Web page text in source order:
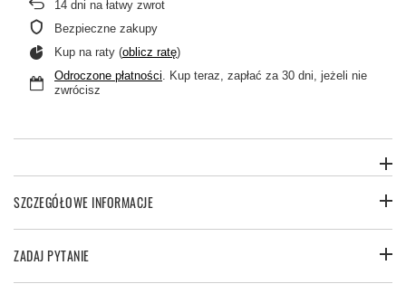
14 dni na łatwy zwrot
Bezpieczne zakupy
Kup na raty (oblicz ratę)
Odroczone płatności. Kup teraz, zapłać za 30 dni, jeżeli nie
zwrócisz
SZCZEGÓŁOWE INFORMACJE
ZADAJ PYTANIE